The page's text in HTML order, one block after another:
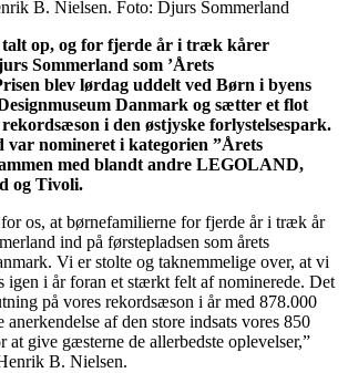
B. Nielsen. Foto: Djurs Sommerland
talt op, og for fjerde år i træk kårer
Sommerland som ’Årets
blev lørdag uddelt ved Børn i byens
Danmark og sætter et flot
i den østjyske forlystelsespark.
var nomineret i kategorien ”Årets
med blandt andre LEGOLAND,
og Tivoli.
os, at børnefamilierne for fjerde år i træk år
ind på førstepladsen som årets
Vi er stolte og taknemmelige over, at vi
igen i år foran et stærkt felt af nominerede. Det
på vores rekordsæson i år med 878.000
af den store indsats vores 850
at give gæsterne de allerbedste oplevelser,”
B. Nielsen.